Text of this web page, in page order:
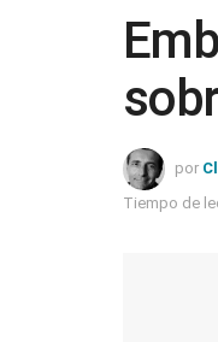
por
Tiempo de